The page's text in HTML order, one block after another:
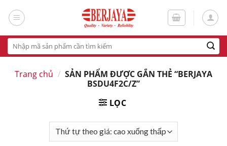
Tìm
kiếm:
Trang chủ / SẢN PHẨM ĐƯỢC GẮN THẺ “BERJAYA
BSDU4F2C/Z”
LỌC